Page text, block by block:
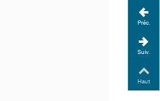
Préc.
Suiv.
Haut